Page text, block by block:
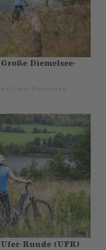
Diemelsee-
Trails Diemelsee.
Runde (UFR)